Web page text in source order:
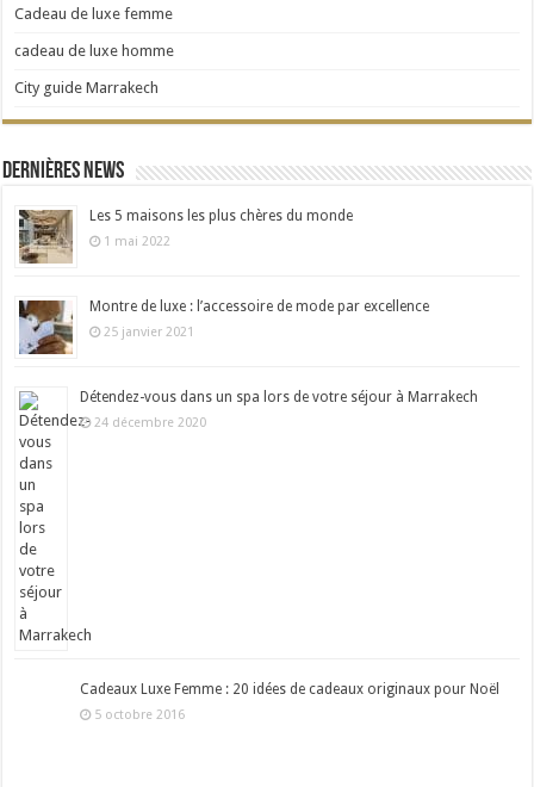
Cadeau de luxe femme
cadeau de luxe homme
City guide Marrakech
Dernières news
Les 5 maisons les plus chères du monde
1 mai 2022
Montre de luxe : l’accessoire de mode par excellence
25 janvier 2021
Détendez-vous dans un spa lors de votre séjour à Marrakech
24 décembre 2020
Cadeaux Luxe Femme : 20 idées de cadeaux originaux pour Noël
5 octobre 2016